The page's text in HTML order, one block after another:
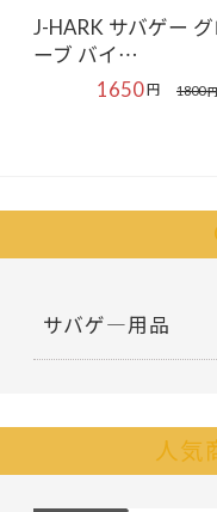
J-HARK サバゲー グ
ーブ バイ…
1800円
1650円
サバゲ―用品
人気